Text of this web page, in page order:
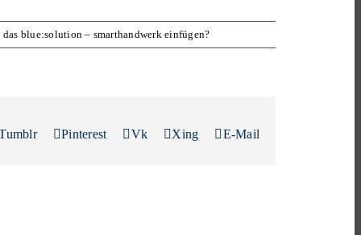
blue:solution – smarthandwerk einfügen?
Pinterest Vk Xing E-Mail